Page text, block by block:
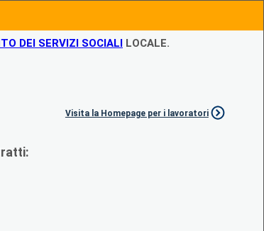
DEI SERVIZI SOCIALI LOCALE.
Visita la Homepage per i lavoratori